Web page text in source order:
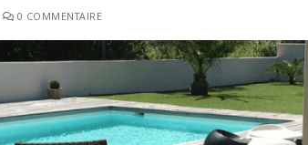
Pour la maison
Marketing
0 COMMENTAIRE